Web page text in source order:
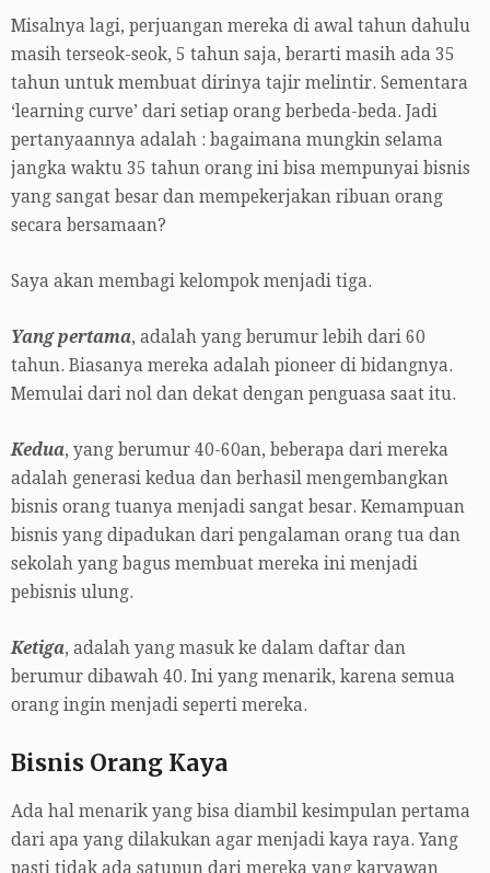
Misalnya lagi, perjuangan mereka di awal tahun dahulu
masih terseok-seok, 5 tahun saja, berarti masih ada 35
tahun untuk membuat dirinya tajir melintir. Sementara
‘learning curve’ dari setiap orang berbeda-beda. Jadi
pertanyaannya adalah : bagaimana mungkin selama
jangka waktu 35 tahun orang ini bisa mempunyai bisnis
yang sangat besar dan mempekerjakan ribuan orang
secara bersamaan?
Saya akan membagi kelompok menjadi tiga.
Yang pertama, adalah yang berumur lebih dari 60
tahun. Biasanya mereka adalah pioneer di bidangnya.
Memulai dari nol dan dekat dengan penguasa saat itu.
Kedua, yang berumur 40-60an, beberapa dari mereka
adalah generasi kedua dan berhasil mengembangkan
bisnis orang tuanya menjadi sangat besar. Kemampuan
bisnis yang dipadukan dari pengalaman orang tua dan
sekolah yang bagus membuat mereka ini menjadi
pebisnis ulung.
Ketiga, adalah yang masuk ke dalam daftar dan
berumur dibawah 40. Ini yang menarik, karena semua
orang ingin menjadi seperti mereka.
Bisnis Orang Kaya
Ada hal menarik yang bisa diambil kesimpulan pertama
dari apa yang dilakukan agar menjadi kaya raya. Yang
pasti tidak ada satupun dari mereka yang karyawan